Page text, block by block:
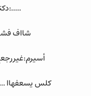
شااف
كلس يسعفهاا